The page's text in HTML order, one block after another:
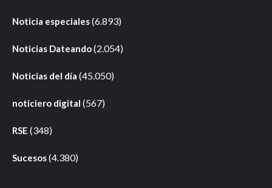
Noticia especiales(6.893)
Noticias Dateando(2.054)
Noticias del día (45.050)
noticiero digital (567)
RSE (348)
Sucesos(4.380)